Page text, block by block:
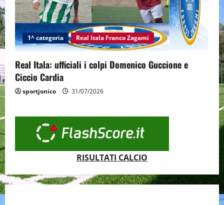
1^ categoria Real Itala Franco Zagami
Real Itala: ufficiali i colpi Domenico Guccione e
Ciccio Cardia
sportjonico 31/07/2026
RISULTATI CALCIO